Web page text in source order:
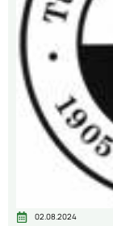
02.08.2024